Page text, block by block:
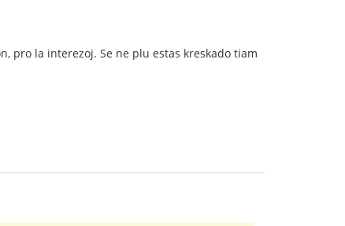
pro la interezoj. Se ne plu estas kreskado tiam